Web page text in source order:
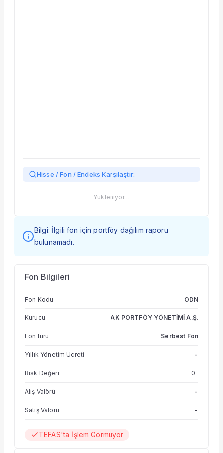
Hisse / Fon / Endeks Karşılaştır:
Yükleniyor…
Bilgi: İlgili fon için portföy dağılım raporu
bulunamadı.
Fon Bilgileri
Fon Kodu ODN
Kurucu AK PORTFÖY YÖNETİMİ A.Ş.
Fon türü Serbest Fon
Yıllık Yönetim Ücreti -
Risk Değeri 0
Alış Valörü -
Satış Valörü -
TEFAS'ta İşlem Görmüyor